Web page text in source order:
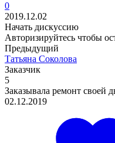
0
2019.12.02
Начать дискуссию
Авторизируйтесь чтобы
Предыдущий
Татьяна Соколова
Заказчик
5
Заказывала ремонт своей
02.12.2019